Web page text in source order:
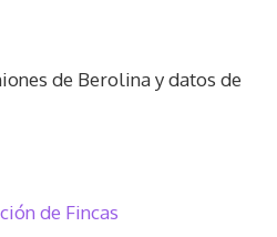
de Berolina y datos de
de Fincas